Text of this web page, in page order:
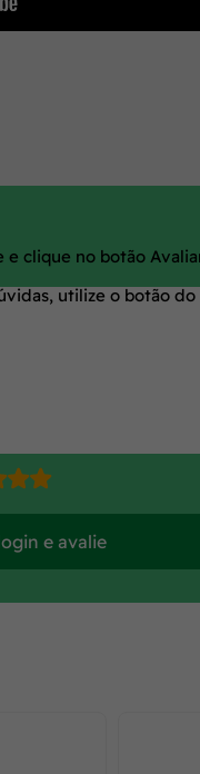
e clique no botão
e avalie